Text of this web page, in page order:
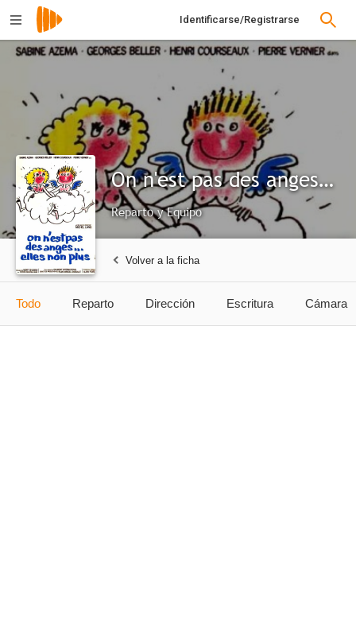
Identificarse/Registrarse
On n'est pas des anges... elles non plus
Reparto y Equipo
Volver a la ficha
Todo Reparto Dirección Escritura Cámara